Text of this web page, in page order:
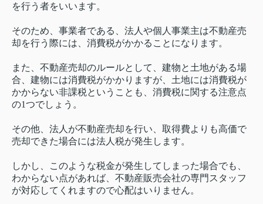
を行う者をいいます。
そのため、事業者である、法人や個人事業主は不動産売
却を行う際には、消費税がかかることになります。
また、不動産売却のルールとして、建物と土地がある場
合、建物には消費税がかかりますが、土地には消費税が
かからない非課税ということも、消費税に関する注意点
の1つでしょう。
その他、法人が不動産売却を行い、取得費よりも高価で
売却できた場合には法人税が発生します。
しかし、このような税金が発生してしまった場合でも、
わからない点があれば、不動産販売会社の専門スタッフ
が対応してくれますので心配はいりません。